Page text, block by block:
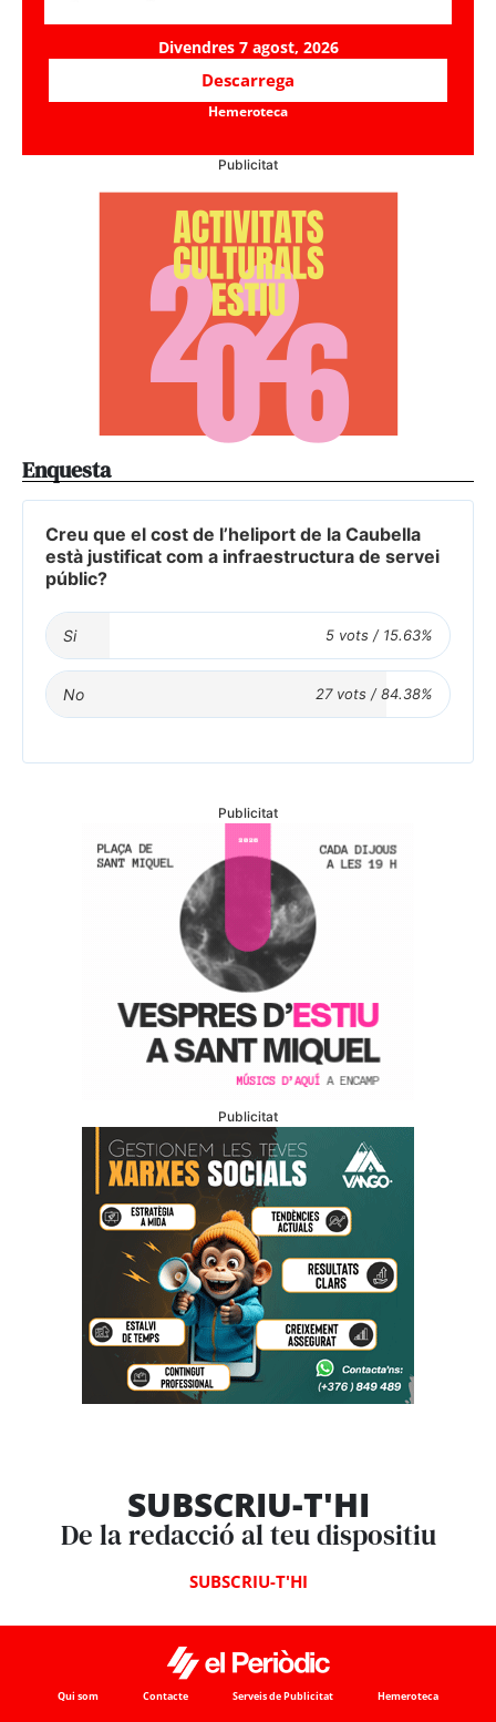
Divendres 7 agost, 2026
Descarrega
Hemeroteca
Publicitat
Enquesta
Creu que el cost de l’heliport de la Caubella
està justificat com a infraestructura de servei
públic?
Si
No
Publicitat
Publicitat
SUBSCRIU-T'HI
De la redacció al teu dispositiu
SUBSCRIU-T'HI
Qui som Contacte Serveis de Publicitat Hemeroteca